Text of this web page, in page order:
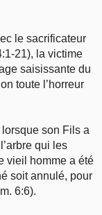
le sacrificateur
21), la victime
saisissante du
toute l’horreur
son Fils a
qui les
vieil homme a été
soit annulé, pour
6:6).